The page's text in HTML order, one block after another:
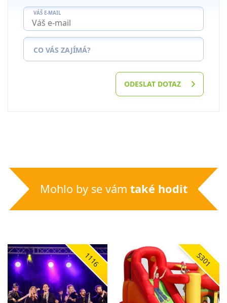
VÁŠ E-MAIL
CO VÁS ZAJÍMÁ?
ODESLAT DOTAZ
Mohlo by se vám také hodit
1116 5301